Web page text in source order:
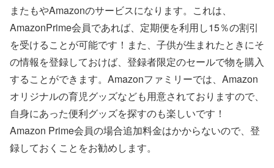
またもやAmazonのサービスになります。これは、
AmazonPrime会員であれば、定期便を利用し15％の割引
を受けることが可能です！また、子供が生まれたときにそ
の情報を登録しておけば、登録者限定のセールで物を購入
することができます。Amazonファミリーでは、Amazon
オリジナルの育児グッズなども用意されておりますので、
自身にあった便利グッズを探すのも楽しいです！
Amazon Prime会員の場合追加料金はかからないので、登
録しておくことをお勧めします。